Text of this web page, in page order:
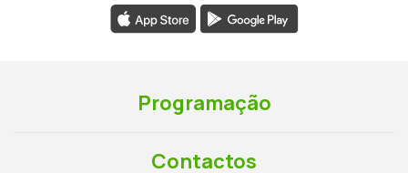
Programação
Contactos